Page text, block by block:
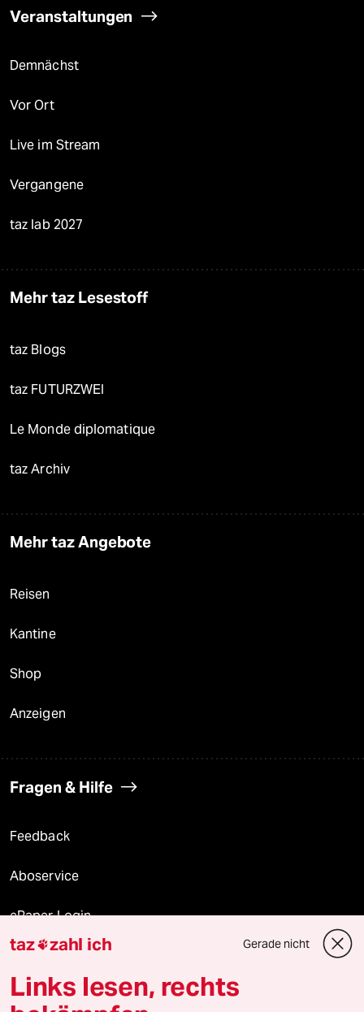
Veranstaltungen
Demnächst
Vor Ort
Live im Stream
Vergangene
taz lab 2027
Mehr taz Lesestoff
taz Blogs
taz FUTURZWEI
Le Monde diplomatique
taz Archiv
Mehr taz Angebote
Reisen
Kantine
Shop
Anzeigen
Fragen & Hilfe
Feedback
Aboservice
ePaper Login
Downloads für Abonnierende
taz zahl ich Gerade nicht
Links lesen, rechts